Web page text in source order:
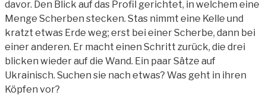
davor. Den Blick auf das Profil gerichtet, in welchem eine
Menge Scherben stecken. Stas nimmt eine Kelle und
kratzt etwas Erde weg; erst bei einer Scherbe, dann bei
einer anderen. Er macht einen Schritt zurück, die drei
blicken wieder auf die Wand. Ein paar Sätze auf
Ukrainisch. Suchen sie nach etwas? Was geht in ihren
Köpfen vor?